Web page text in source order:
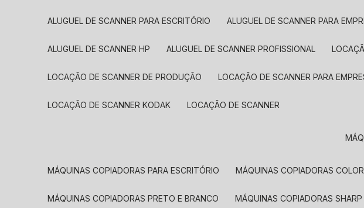
ALUGUEL DE SCANNER PARA ESCRITÓRIO ALUGUEL DE SCANNER PARA
ALUGUEL DE SCANNER HP ALUGUEL DE SCANNER PROFISSIONAL
LOCAÇÃO DE SCANNER DE PRODUÇÃO LOCAÇÃO DE SCANNER PARA
LOCAÇÃO DE SCANNER KODAK LOCAÇÃO DE SCANNER
MÁQUINAS COPIADORAS PARA ESCRITÓRIO MÁQUINAS COPIADORAS
MÁQUINAS COPIADORAS PRETO E BRANCO MÁQUINAS COPIADORAS SHARP